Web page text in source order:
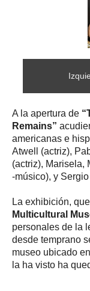
A la apertura de
Remains”
americanas e
Atwell (actriz),
(actriz), Marisela,
-músico), y
La exhibición,
Multicultural
personales de la
desde temprano
museo ubicado
la ha visto ha